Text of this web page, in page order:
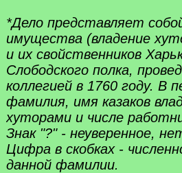
*Дело представляет
имущества (владение
и их свойственников
Слободского полка,
коллегией в 1760 году. В
фамилия, имя казаков
хуторами и числе
Знак "?" - неуверенное,
Цифра в скобках -
данной фамилии.